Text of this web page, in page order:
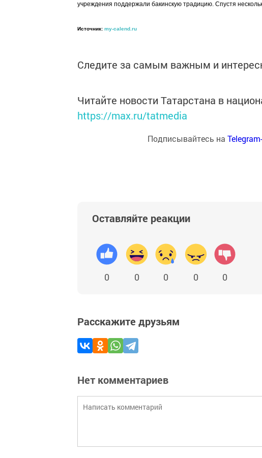
учреждения поддержали бакинскую традицию. Спустя
Источник: my-calend.ru
Следите за самым важным и
Читайте новости Татарстана в
https://max.ru/tatmedia
Подписывайтесь на
Оставляйте реакции
0 0 0 0 0
Расскажите друзьям
Нет комментариев